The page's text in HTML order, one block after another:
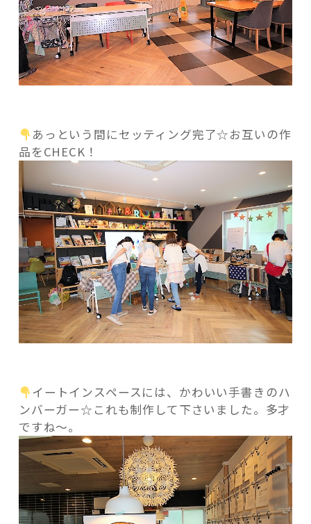
あっという間にセッティング完了☆お互いの作
品をCHECK！
イートインスペースには、かわいい手書きのハ
ンバーガー☆これも制作して下さいました。多才
ですね～。